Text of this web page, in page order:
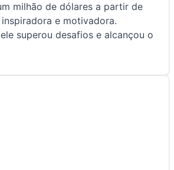
milhão de dólares a partir de
e motivadora.
superou desafios e alcançou o